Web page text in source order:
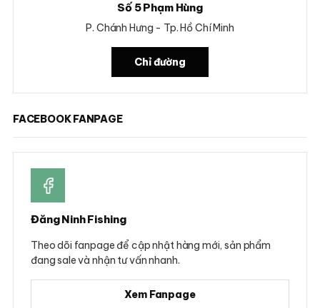
Số 5 Phạm Hùng
P. Chánh Hưng - Tp. Hồ Chí Minh
Chỉ đường
FACEBOOK FANPAGE
Đăng Ninh Fishing
Theo dõi fanpage để cập nhật hàng mới, sản phẩm
đang sale và nhận tư vấn nhanh.
Xem Fanpage